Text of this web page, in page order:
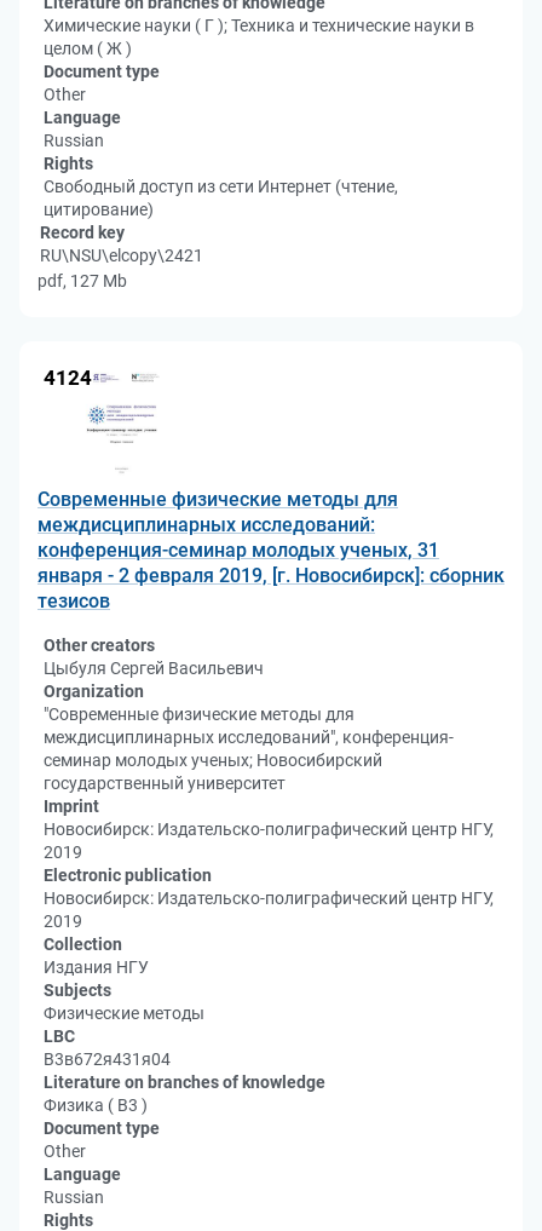
Химические науки ( Г ); Техника и технические науки в
целом ( Ж )
Document type
Other
Language
Russian
Rights
Свободный доступ из сети Интернет (чтение,
цитирование)
Record key
RU\NSU\elcopy\2421
pdf, 127 Mb
4124
Современные физические методы для
междисциплинарных исследований:
конференция-семинар молодых ученых, 31
января - 2 февраля 2019, [г. Новосибирск]: сборник
тезисов
Other creators
Цыбуля Сергей Васильевич
Organization
"Современные физические методы для
междисциплинарных исследований", конференция-
семинар молодых ученых; Новосибирский
государственный университет
Imprint
Новосибирск: Издательско-полиграфический центр НГУ,
2019
Electronic publication
Новосибирск: Издательско-полиграфический центр НГУ,
2019
Collection
Издания НГУ
Subjects
Физические методы
LBC
В3в672я431я04
Literature on branches of knowledge
Физика ( В3 )
Document type
Other
Language
Russian
Rights